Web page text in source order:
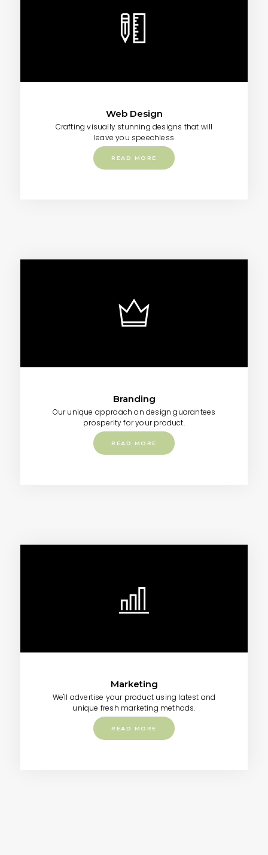
Web Design
Crafting visually stunning designs that will
leave you speechless
READ MORE
Branding
Our unique approach on design guarantees
prosperity for your product.
READ MORE
Marketing
We'll advertise your product using latest and
unique fresh marketing methods.
READ MORE